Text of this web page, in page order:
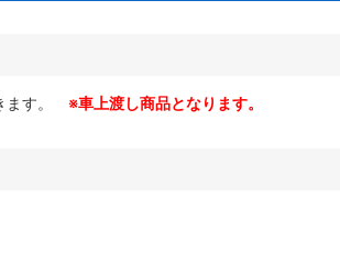
ます。 ※車上渡し商品となります。